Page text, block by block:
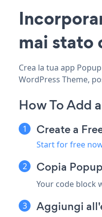
mai stato
Crea la tua app
WordPress Theme,
How To Add
Create a
Start for free
Copia
Your code block
Aggiungi